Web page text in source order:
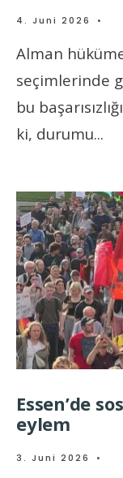
4. Juni 2026 •
Alman
seçimlerinde
bu
ki, durumu...
Essen’de
eylem
3. Juni 2026 •